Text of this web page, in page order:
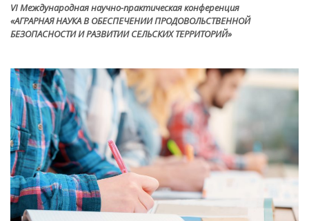
VI Международная научно-практическая конференция
«АГРАРНАЯ НАУКА В ОБЕСПЕЧЕНИИ ПРОДОВОЛЬСТВЕННОЙ
БЕЗОПАСНОСТИ И РАЗВИТИИ СЕЛЬСКИХ ТЕРРИТОРИЙ»